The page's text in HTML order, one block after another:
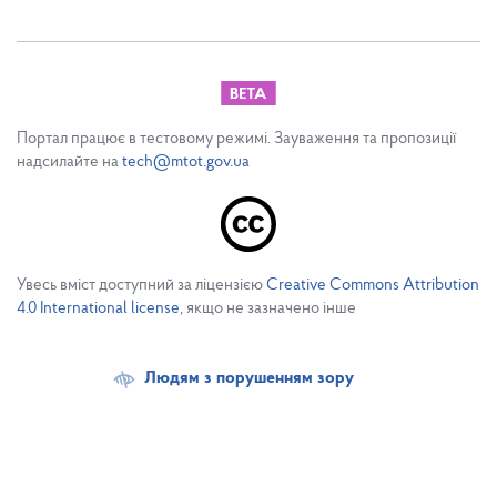
Портал працює в тестовому режимі. Зауваження та пропозиції
надсилайте на tech@mtot.gov.ua
Увесь вміст доступний за ліцензією Creative Commons Attribution
4.0 International license, якщо не зазначено інше
Людям з порушенням зору